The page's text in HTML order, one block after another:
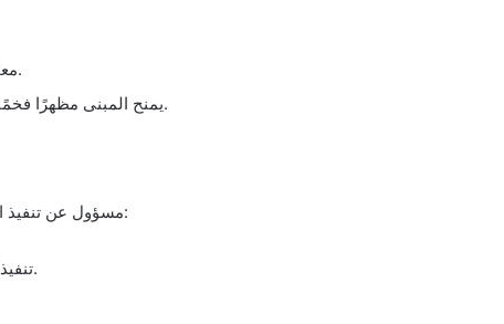
معالجة الفواصل والعزل لضمان المتانة.
يمنح المبنى مظهرًا فخمًا، ويحمي الواجهة من العوامل الجوية.
مسؤول عن تنفيذ التصاميم الداخلية والخارجية، ويشمل عمله:
تنفيذ الجبس بورد وأنواع الأسقف المعلقة.